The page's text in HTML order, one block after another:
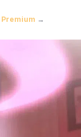
Premium →